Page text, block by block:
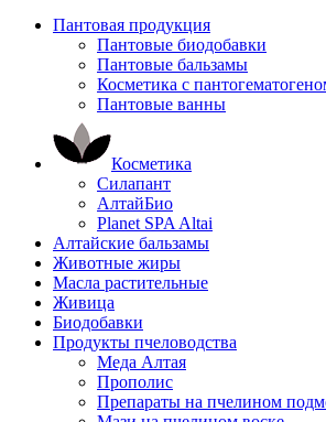
Пантовая продукция
Пантовые биодобавки
Пантовые бальзамы
Косметика с
Пантовые ванны
Косметика
Силапант
АлтайБио
Planet SPA Altai
Алтайские бальзамы
Животные жиры
Масла растительные
Живица
Биодобавки
Продукты пчеловодства
Меда Алтая
Прополис
Препараты на пчелином